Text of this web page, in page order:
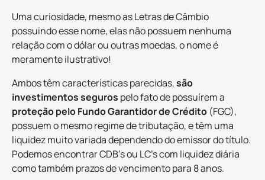
Uma curiosidade, mesmo as Letras de Câmbio
possuindo esse nome, elas não possuem nenhuma
relação com o dólar ou outras moedas, o nome é
meramente ilustrativo!
Ambos têm características parecidas,são
investimentos seguros pelo fato de possuírem a
proteção pelo Fundo Garantidor de Crédito (FGC),
possuem o mesmo regime de tributação, e têm uma
liquidez muito variada dependendo do emissor do título.
Podemos encontrar CDB’s ou LC’s com liquidez diária
como também prazos de vencimento para 8 anos.